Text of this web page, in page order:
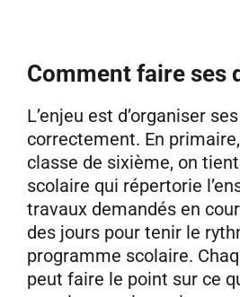
Comment faire ses
L’enjeu est d’organiser
correctement. En
classe de sixième, on
scolaire qui répertorie
travaux demandés en
des jours pour tenir le
programme scolaire.
peut faire le point sur ce